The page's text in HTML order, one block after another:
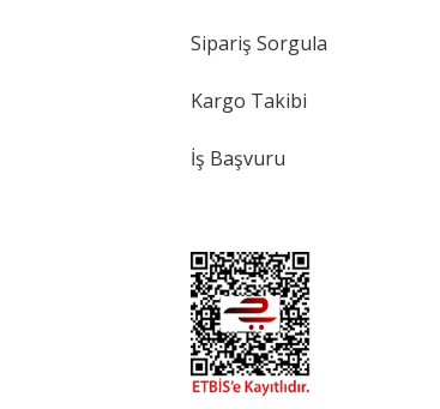
Sipariş Sorgula
Kargo Takibi
İş Başvuru